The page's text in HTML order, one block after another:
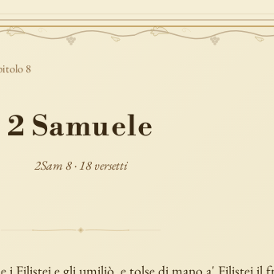
8
2 Samuele
2Sam 8 · 18 versetti
i Filistei e gli umiliò, e tolse di mano a' Filistei il